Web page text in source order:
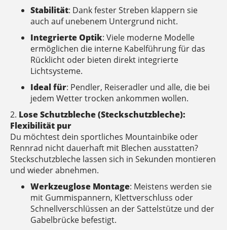
Stabilität: Dank fester Streben klappern sie
auch auf unebenem Untergrund nicht.
Integrierte Optik: Viele moderne Modelle
ermöglichen die interne Kabelführung für das
Rücklicht oder bieten direkt integrierte
Lichtsysteme.
Ideal für: Pendler, Reiseradler und alle, die bei
jedem Wetter trocken ankommen wollen.
2. Lose Schutzbleche (Steckschutzbleche):
Flexibilität pur
Du möchtest dein sportliches Mountainbike oder
Rennrad nicht dauerhaft mit Blechen ausstatten?
Steckschutzbleche lassen sich in Sekunden montieren
und wieder abnehmen.
Werkzeuglose Montage: Meistens werden sie
mit Gummispannern, Klettverschluss oder
Schnellverschlüssen an der Sattelstütze und der
Gabelbrücke befestigt.